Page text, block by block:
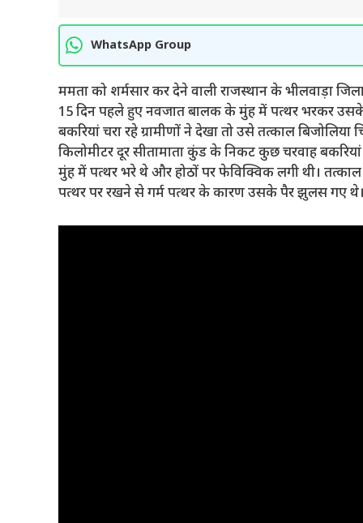
WhatsApp Group
ममता को शर्मसार कर देने वाली राजस्थान के भीलवाड़ा
15 दिन पहले हुए नवजात बालक के मुंह में पत्थर भरकर उसके
बकरियां चरा रहे ग्रामीणों ने देखा तो उसे तत्काल
किलोमीटर दूर सीतामाता कुंड के निकट कुछ चरवाह
मुंह में पत्थर भरे थे और होठों पर फेविक्विक लगी थी। तत्काल
पत्थर पर रखने से गर्म पत्थर के कारण उसके पैर झुलस गए थे।